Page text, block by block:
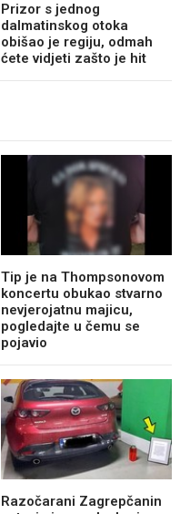
Prizor s jednog
dalmatinskog otoka
obišao je regiju, odmah
ćete vidjeti zašto je hit
Tip je na Thompsonovom
koncertu obukao stvarno
nevjerojatnu majicu,
pogledajte u čemu se
pojavio
Razočarani Zagrepčanin